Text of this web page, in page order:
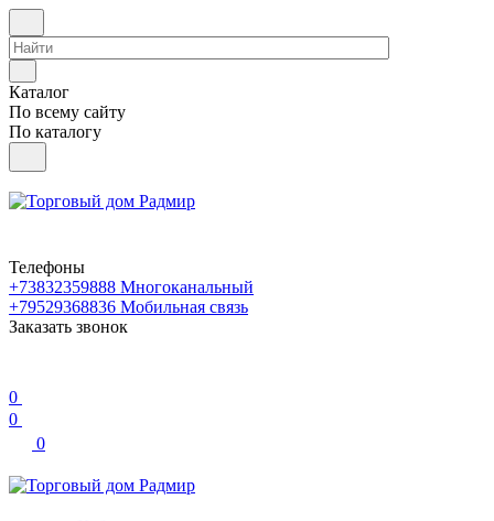
Каталог
По всему сайту
По каталогу
Телефоны
+73832359888 Многоканальный
+79529368836 Мобильная связь
Заказать звонок
0
0
0